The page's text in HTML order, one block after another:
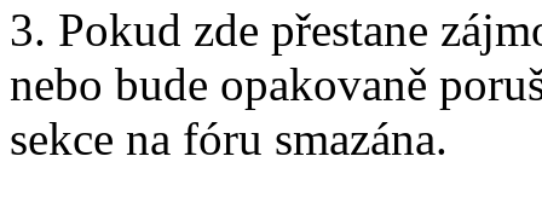
3. Pokud zde přestane
nebo bude opakovaně
sekce na fóru smazána.